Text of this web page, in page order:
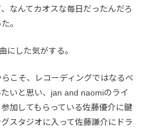
なんてカオスな毎日だったんだろ
。
にした気がする。
こそ、レコーディングではなるべ
いと思い、jan and naomiのライ
加してもらっている佐藤優介に鍵
スタジオに入って佐藤謙介にドラ